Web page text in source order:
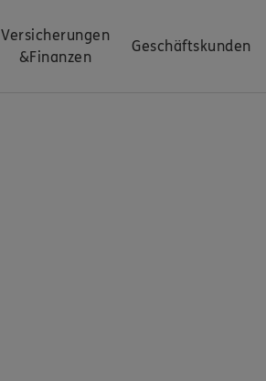
Versicherungen
&Finanzen
Geschäftskunden